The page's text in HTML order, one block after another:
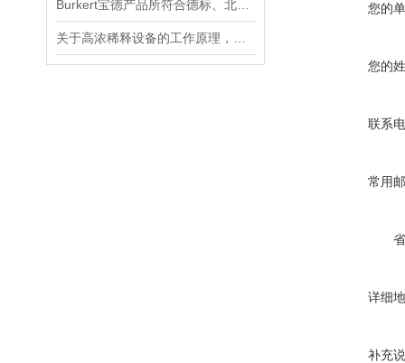
您的
您的
联系
常用
详细
补充